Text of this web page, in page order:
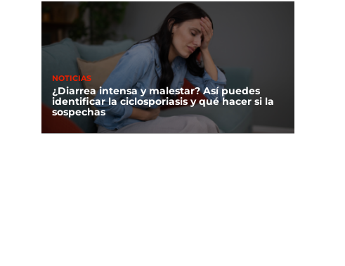
NOTICIAS
¿Diarrea intensa y malestar? Así puedes
identificar la ciclosporiasis y qué hacer si la
sospechas